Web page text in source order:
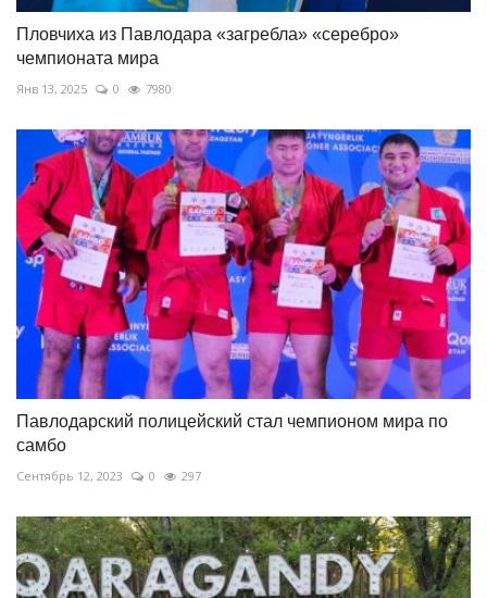
Пловчиха из Павлодара «загребла» «серебро»
чемпионата мира
Янв 13, 2025 0 7980
Павлодарский полицейский стал чемпионом мира по
самбо
Сентябрь 12, 2023 0 297